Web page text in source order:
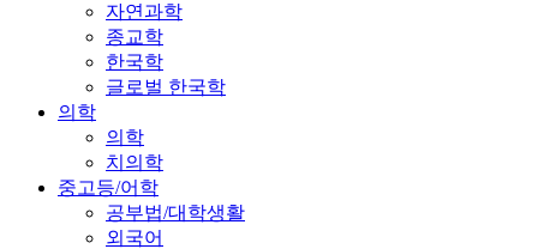
자연과학
종교학
한국학
글로벌 한국학
의학
의학
치의학
중고등/어학
공부법/대학생활
외국어